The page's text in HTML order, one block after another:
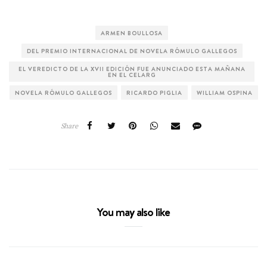
ARMEN BOULLOSA
DEL PREMIO INTERNACIONAL DE NOVELA RÓMULO GALLEGOS
EL VEREDICTO DE LA XVII EDICIÓN FUE ANUNCIADO ESTA MAÑANA
EN EL CELARG
NOVELA RÓMULO GALLEGOS RICARDO PIGLIA WILLIAM OSPINA
Share
You may also like